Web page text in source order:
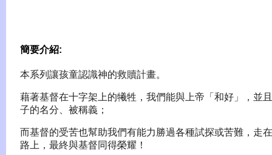
簡要介紹:
本系列讓孩童認識神的救贖計畫。
藉著基督在十字架上的犧牲，我們能與上帝「和好」，並
子的名分、被稱義；
而基督的受苦也幫助我們有能力勝過各種試探或苦難，走
路上，最終與基督同得榮耀！